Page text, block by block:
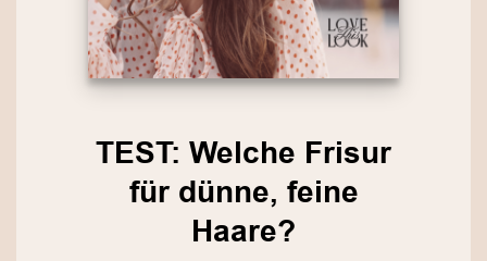
TEST: Welche Frisur
für dünne, feine
Haare?